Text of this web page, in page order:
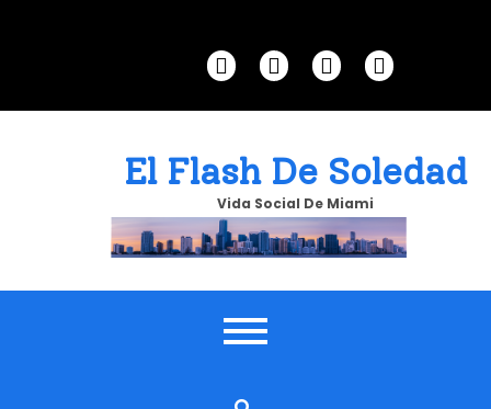
El Flash De Soledad
Vida Social De Miami